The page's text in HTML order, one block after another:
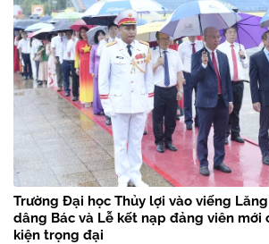
Trường Đại học Thủy lợi vào viếng
dâng Bác và Lễ kết nạp đảng viên mới
kiện trọng đại